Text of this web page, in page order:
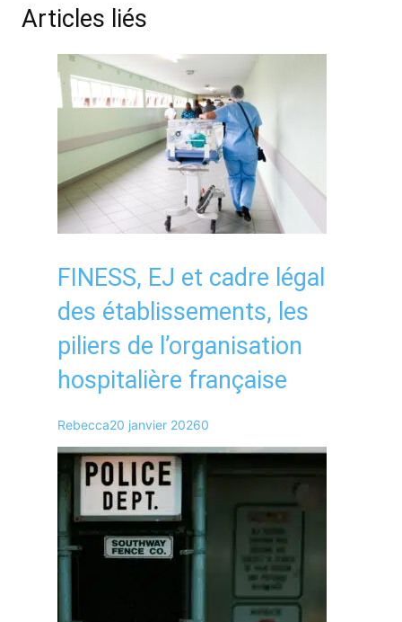
Articles liés
FINESS, EJ et cadre légal
des établissements, les
piliers de l’organisation
hospitalière française
Rebecca20 janvier 20260